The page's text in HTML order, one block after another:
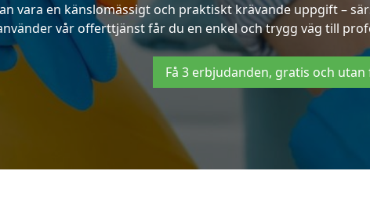
vara en känslomässigt och praktiskt krävande uppgift –
vår offerttjänst får du en enkel och trygg väg till
Få 3 erbjudanden, gratis och